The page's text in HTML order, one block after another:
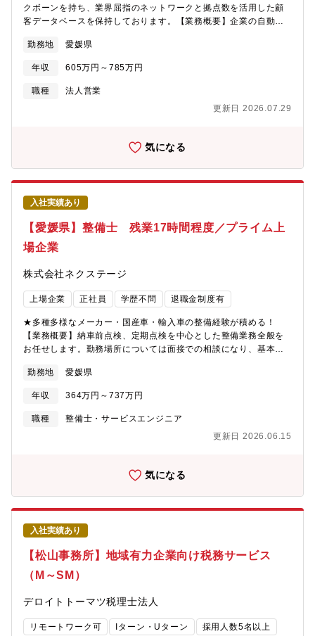
クボーンを持ち、業界屈指のネットワークと拠点数を活用した顧
客データベースを保持しております。【業務概要】企業の自動車
という商材を活用して総合的にご提案・課題解決をしていただき
ます。【業務内容】・既存及び新規取引先へ自社ソリューション
商品の提案・既存取引先へ当社商品の利用促進に向けたフォロ
ー・車両管理やメンテナンス、保険の管理から事故削減へのアド
からの紹介等）と営業は既存顧客中心となり、リース期間満了後
て頂きます。契約台数、獲得粗利などを鑑みて目標に向けて取り
組んで頂きますが、入社後OJT含めて組織全体でのバックアップ
体制が整っており、異業界からご入社された方の多くがご活躍で
きる環境となります。【組織構成】20代～50代の幅広い社員が混
在し、約5名～10名のチームで業務に取り組んで頂きます。顧客第
一主義はもちろんのこと、1人1人の意見が尊重されながら裁量権
を持って働く環境や活発にコミュニケーションを取り、課題解決
に向けて協力しながら業務に取り組める社風です。【転勤につい
て】異動の頻度は配置されたポジションやお客さまとの関係性等
続年数に達すると、異動候補としてノミネートされる場合がござ
います。遠方へ転勤となった場合借上社宅制度や一時帰宅手当な
どがございます。【オートリース業界について】お客様が希望さ
期間毎月同じ料金で賃貸する、保有ともレンタカーとも異なるシ
ステムです。車両を購入・ご使用になる際には様々な業務が発生
しますが、これらの業務を当社にアウトソーシングしていただく
ことで、お客様は煩雑な業務から解放され、ご利用状況に応じた
リース化が順調に進み、法人企業における社用車のリース化が順
想されています。
勤務地 愛媛県
年収 605万円～785万円
職種
法人営業
更新日 2026.07.29
気になる
入社実績あり
【愛媛県】整備士 残業17時間程度／プライム上
場企業
株式会社ネクステージ
上場企業 正社員 学歴不問 退職金制度有
★多種多様なメーカー・国産車・輸入車の整備経験が積める！
【業務概要】納車前点検、定期点検を中心とした整備業務全般を
お任せします。勤務場所については面接での相談になり、基本的
て、点検業務・整備業務・各種用品取り付けを中心にお任せしま
す。具体的には業務の7割程度が点検・整備業務、残りが修理、車
検です。※重整備はほとんど外注しているため、体への負担も少
なめ【同ポジションの特徴・魅力】＜残業少な目でプライベート
かりづらいです。＜多種多様な車種でスキルアップ＞様々な車種
へのご説明もして頂くことで、ご自身のスキルも高めることが可
能＜キャリアアップのチャンスがある＞現在、複数店舗展開を行
っている同社。その為、早い段階でキャリアアップができる状態
です。若くしてリーダーになれるのも夢ではありません。新規店
舗が増えているため新店舗のリーダーをすることもできます。最
短1～3年で工場長への昇格の可能性あり。
勤務地 愛媛県
年収 364万円～737万円
職種
整備士・サービスエンジニア
更新日 2026.06.15
気になる
入社実績あり
【松山事務所】地域有力企業向け税務サービス
（M～SM）
デロイトトーマツ税理士法人
リモートワーク可 Iターン・Uターン
採用人数5名以上